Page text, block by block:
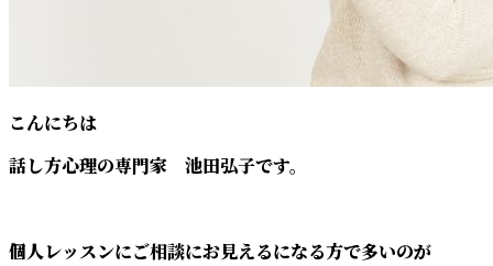
こんにちは
話し方心理の専門家 池田弘子です。
個人レッスンにご相談にお見えるになる方で多いのが